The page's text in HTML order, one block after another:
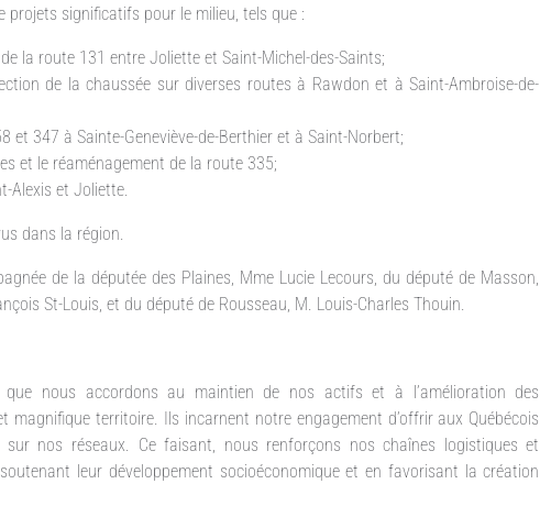
significatifs pour le milieu, tels que :
la route 131 entre Joliette et Saint-Michel-des-Saints;
de la chaussée sur diverses routes à Rawdon et à Saint-Ambroise-de-
et 347 à Sainte-Geneviève-de-Berthier et à Saint-Norbert;
et le réaménagement de la route 335;
Alexis et Joliette.
dans la région.
de la députée des Plaines, Mme Lucie Lecours, du député de Masson,
St-Louis, et du député de Rousseau, M. Louis-Charles Thouin.
que nous accordons au maintien de nos actifs et à l’amélioration des
territoire. Ils incarnent notre engagement d’offrir aux Québécois
nos réseaux. Ce faisant, nous renforçons nos chaînes logistiques et
leur développement socioéconomique et en favorisant la création